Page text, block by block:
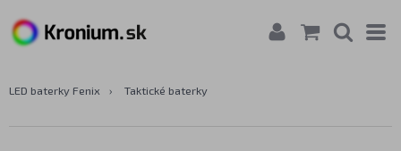
LED baterky Fenix › Taktické baterky